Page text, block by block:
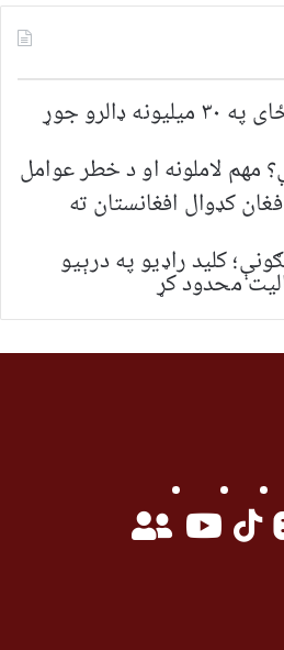
سرپل کې د تېلو چاڼځای په ۳۰ میلیونه ډالرو جوړ
مهم لاملونه او د خطر عوامل
بېلابېلو لارو ۲۲۲۱ افغان کډوال افغانستان ته
کلید راډیو په درېیو
محدود کړ